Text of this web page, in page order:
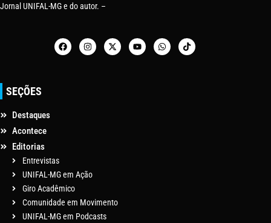
Jornal UNIFAL-MG e do autor. –
SEÇÕES
Destaques
Acontece
Editorias
Entrevistas
UNIFAL-MG em Ação
Giro Acadêmico
Comunidade em Movimento
UNIFAL-MG em Podcasts